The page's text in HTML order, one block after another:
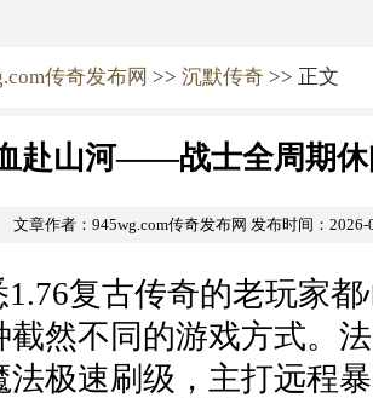
传奇发布网 >> 沉默传奇 >> 正文
赴山河——战士全周期休
文章作者：945wg.com传奇发布网 发布时间：2026-
复古传奇的老玩家都
截然不同的游戏方式。
法极速刷级，主打远程